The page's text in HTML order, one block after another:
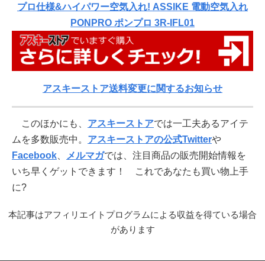
プロ仕様&ハイパワー空気入れ! ASSIKE 電動空気入れ
PONPRO ポンプロ 3R-IFL01
アスキーストア送料変更に関するお知らせ
このほかにも、 アスキーストアでは一工夫あるアイテ
ムを多数販売中。 アスキーストアの公式Twitterや
Facebook
メルマガでは、注目商品の販売開始情報を
いち早くゲットできます！ これであなたも買い物上手
に?
本記事はアフィリエイトプログラムによる収益を得ている場合
があります